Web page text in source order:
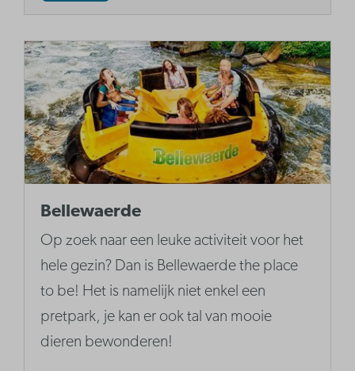
Bellewaerde
Op zoek naar een leuke activiteit voor het
hele gezin? Dan is Bellewaerde the place
to be! Het is namelijk niet enkel een
pretpark, je kan er ook tal van mooie
dieren bewonderen!